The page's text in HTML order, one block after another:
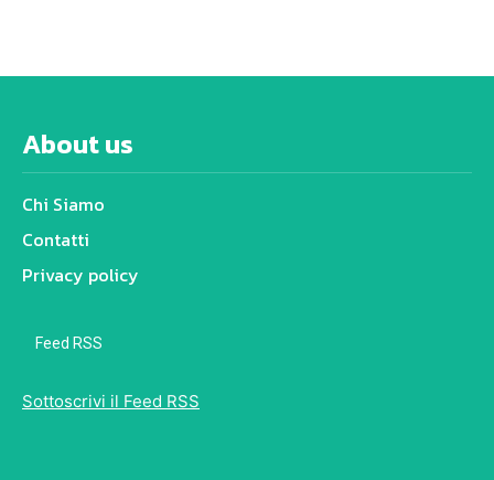
About us
Chi Siamo
Contatti
Privacy policy
Feed RSS
Sottoscrivi il Feed RSS